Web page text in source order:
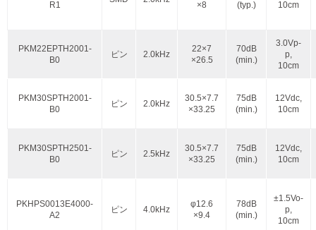
R1
×8
(typ.)
10cm
PKM22EPTH2001-
B0
ピン 2.0kHz
22×7
×26.5
70dB
(min.)
3.0Vp-
p,
10cm
PKM30SPTH2001-
B0
ピン 2.0kHz
30.5×7.7
×33.25
75dB
(min.)
12Vdc,
10cm
PKM30SPTH2501-
B0
ピン 2.5kHz
30.5×7.7
×33.25
75dB
(min.)
12Vdc,
10cm
PKHPS0013E4000-
A2
ピン 4.0kHz
φ12.6
×9.4
78dB
(min.)
±1.5Vo-
p,
10cm